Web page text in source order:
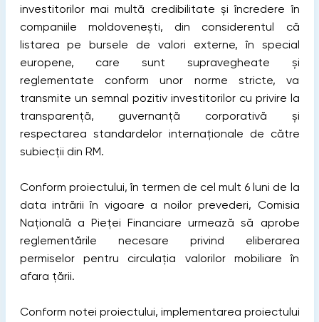
investitorilor mai multă credibilitate și încredere în
companiile moldovenești, din considerentul că
listarea pe bursele de valori externe, în special
europene, care sunt supravegheate și
reglementate conform unor norme stricte, va
transmite un semnal pozitiv investitorilor cu privire la
transparență, guvernanță corporativă și
respectarea standardelor internaționale de către
subiecții din RM.
Conform proiectului, în termen de cel mult 6 luni de la
data intrării în vigoare a noilor prevederi, Comisia
Națională a Pieței Financiare urmează să aprobe
reglementările necesare privind eliberarea
permiselor pentru circulația valorilor mobiliare în
afara țării.
Conform notei proiectului, implementarea proiectului